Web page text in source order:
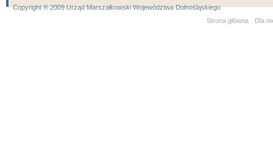
Copyright ® 2009 Urząd Marszałkowski Województwa Dolnośląskiego
Strona główna
Dla